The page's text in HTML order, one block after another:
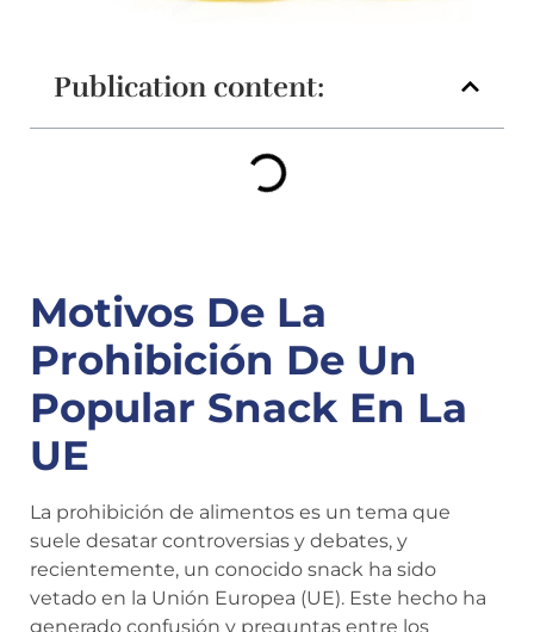
Publication content:
Motivos De La
Prohibición De Un
Popular Snack En La
UE
La prohibición de alimentos es un tema que
suele desatar controversias y debates, y
recientemente, un conocido snack ha sido
vetado en la Unión Europea (UE). Este hecho ha
generado confusión y preguntas entre los